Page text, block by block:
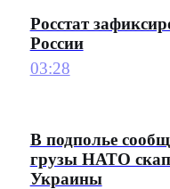
Росстат
России
03:28
В подполье
грузы НАТО
Украины